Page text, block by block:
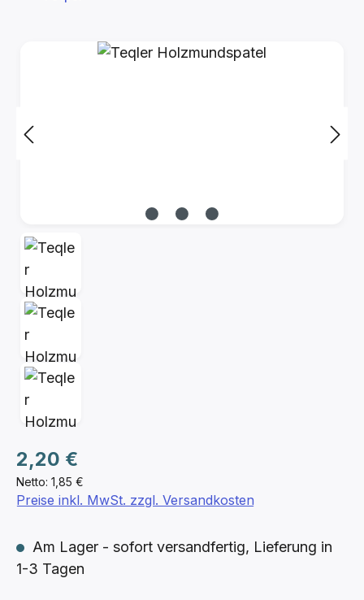
Bildergalerie überspringen
Netto: 1,85 €
Regulärer Preis:
2,20 €
Preise inkl. MwSt. zzgl. Versandkosten
Am Lager - sofort versandfertig, Lieferung in
1-3 Tagen